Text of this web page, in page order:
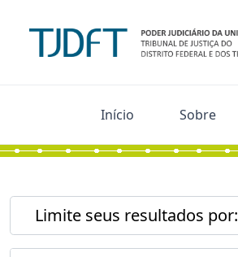
Início Sobre
Limite seus resultados por: